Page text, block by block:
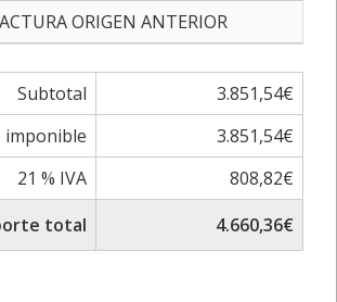
ORIGEN ANTERIOR
Subtotal
3.851,54€
imponible
3.851,54€
21 % IVA
808,82€
total
4.660,36€